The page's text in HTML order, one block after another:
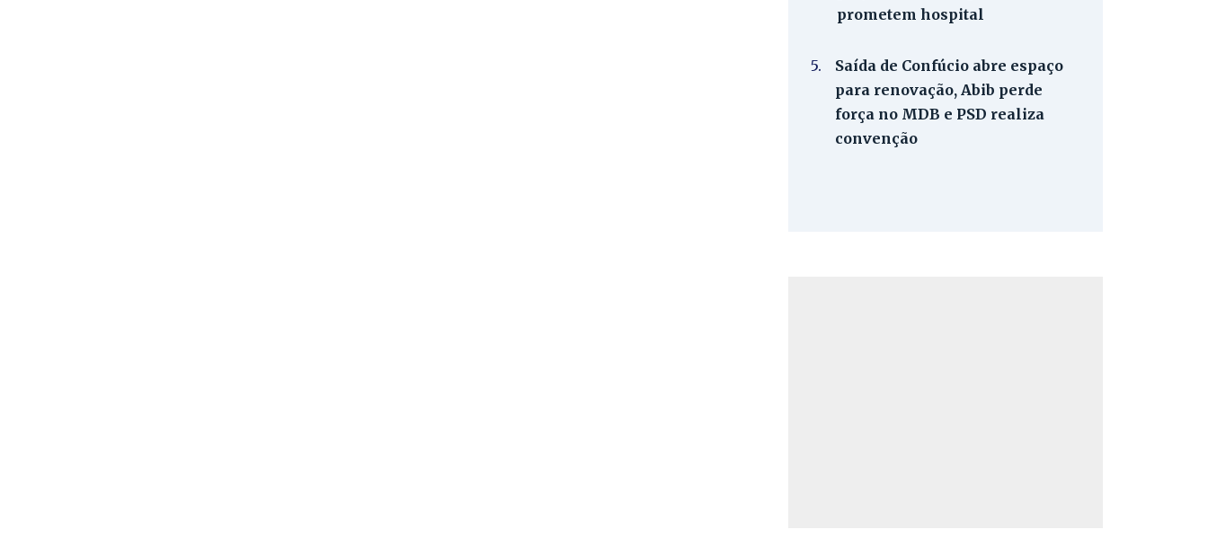
prometem hospital
5.
Saída de Confúcio abre espaço
para renovação, Abib perde
força no MDB e PSD realiza
convenção